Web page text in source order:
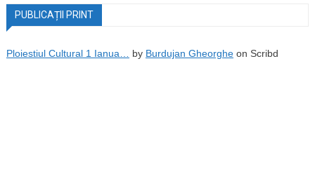
PUBLICAȚII PRINT
Ploiestiul Cultural 1 Ianua… by Burdujan Gheorgheon Scribd